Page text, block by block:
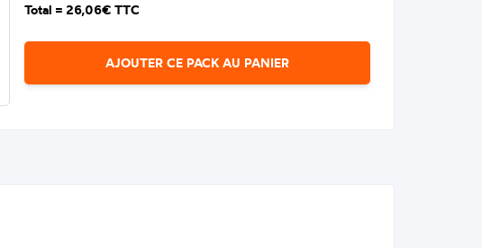
Total = 26,06€ TTC
AJOUTER CE PACK AU PANIER